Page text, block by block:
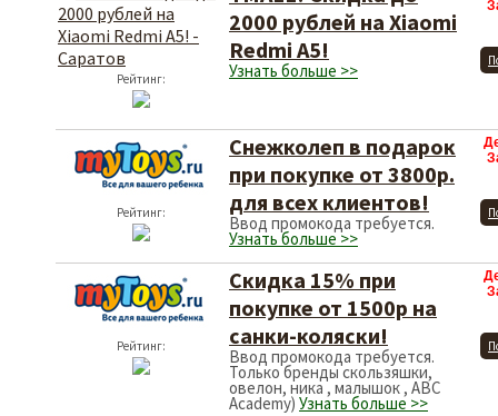
Рейтинг:
2000 рублей на Xiaomi
Redmi A5!
Узнать больше >>
Рейтинг:
Снежколеп в подарок
при покупке от 3800р.
для всех клиентов!
Ввод промокода требуется.
Узнать больше >>
Рейтинг:
Cкидка 15% при
покупке от 1500р на
санки-коляски!
Ввод промокода требуется.
Только бренды скользяшки,
овелон, ника , малышок , ABC
Academy) Узнать больше >>